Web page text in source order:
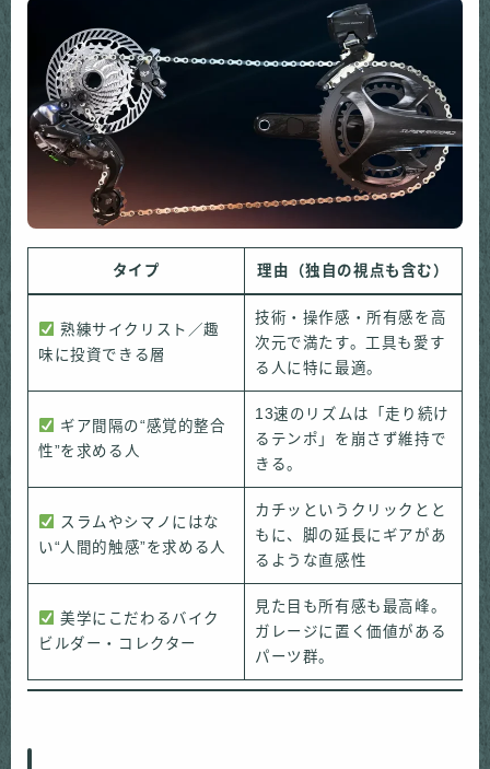
タイプ 理由（独自の視点も含む）
熟練サイクリスト／趣
味に投資できる層
技術・操作感・所有感を高
次元で満たす。工具も愛す
る人に特に最適。
ギア間隔の“感覚的整合
性”を求める人
13速のリズムは「走り続け
るテンポ」を崩さず維持で
きる。
スラムやシマノにはな
い“人間的触感”を求める人
カチッというクリックとと
もに、脚の延長にギアがあ
るような直感性
美学にこだわるバイク
ビルダー・コレクター
見た目も所有感も最高峰。
ガレージに置く価値がある
パーツ群。